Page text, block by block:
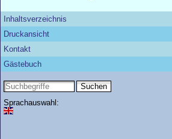
Inhaltsverzeichnis
Druckansicht
Kontakt
Gästebuch
Sprachauswahl: